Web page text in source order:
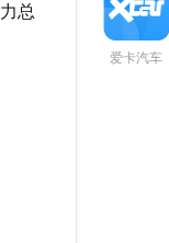
总
爱卡汽车